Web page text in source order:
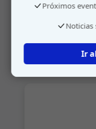
Próximos
Noticias
Ir